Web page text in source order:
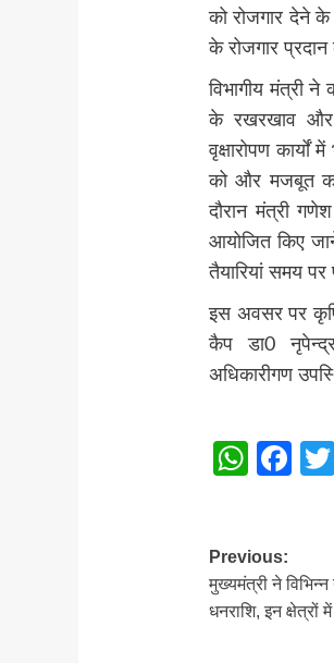
को रोजगार देने
के रोजगार
विभागीय मंत्री ने
के रखरखाव और
वृक्षारोपण
को और मजबूत
दौरान मंत्री
आयोजित किए
तैयारियां समय
इस अवसर पर
कैप डा0
अधिकारीगण
Post
Previous:
मुख्यमंत्री ने
धनराशि, इन क्षेत्रों